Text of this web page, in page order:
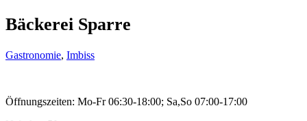
Bäckerei Sparre
Gastronomie, Imbiss
Öffnungszeiten: Mo-Fr 06:30-18:00; Sa,So 07:00-17:00